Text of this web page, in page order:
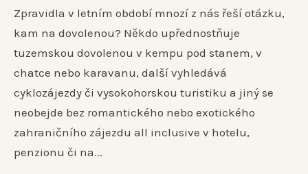
Zpravidla v letním období mnozí z nás řeší otázku,
kam na dovolenou? Někdo upřednostňuje
tuzemskou dovolenou v kempu pod stanem, v
chatce nebo karavanu, další vyhledává
cyklozájezdy či vysokohorskou turistiku a jiný se
neobejde bez romantického nebo exotického
zahraničního zájezdu all inclusive v hotelu,
penzionu či na...